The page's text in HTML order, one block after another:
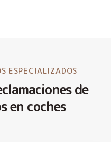
ESPECIALIZADOS
de
en coches